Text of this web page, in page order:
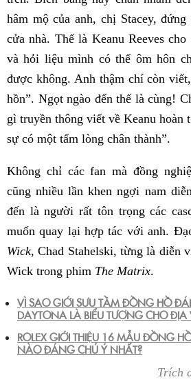
hâm mộ của anh, chị Stacey,
cửa nhà. Thế là Keanu Reeves
và hỏi liệu mình có thể ôm hôn
được không. Anh thậm chí còn
hồn”. Ngọt ngào đến thế là cùng!
gì truyền thông viết về Keanu hoàn
sự có một tấm lòng chân thành”.
Không chỉ các fan mà đồng
cũng nhiều lần khen ngợi nam
đến là người rất tôn trọng các
muốn quay lại hợp tác với anh.
Wick, Chad Stahelski, từng là diễn
Wick trong phim The Matrix.
VÌ SAO GIỚI SƯU TẦM ĐỒNG HỒ
DAYTONA LÀ BIỂU TƯỢNG CHO ĐỊA
ROLEX GIỚI THIỆU 16 MẪU ĐỒNG
NÀO ĐÁNG CHÚ Ý NHẤT?
Trích